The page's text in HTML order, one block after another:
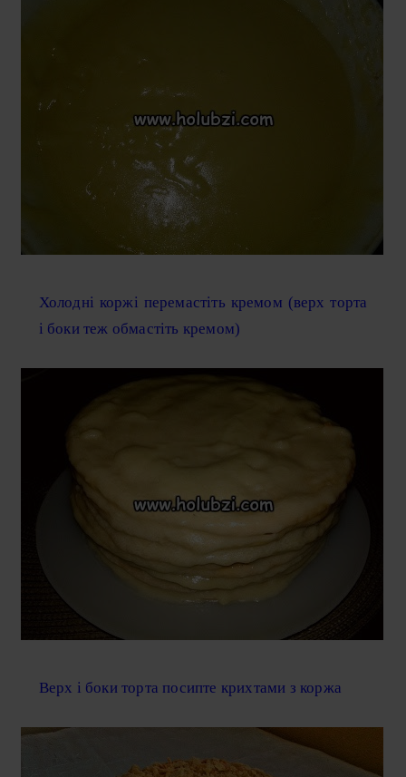
Холодні коржі перемастіть кремом (верх торта
і боки теж обмастіть кремом)
Верх і боки торта посипте крихтами з коржа